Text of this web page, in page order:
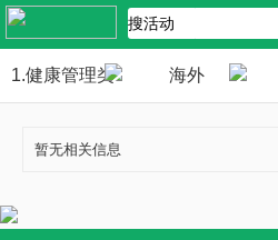
1.健康管理类 海外
暂无相关信息